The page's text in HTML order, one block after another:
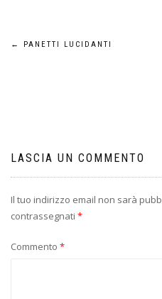
Navigazione
← PANETTI LUCIDANTI
LASCIA UN COMMENTO
Il tuo indirizzo email non sarà
contrassegnati *
Commento *